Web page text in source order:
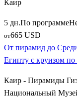
Каир
5 дн.По программе
от665 USD
От пирамид до
Египту с круизом
Каир - Пирамиды
Национальный